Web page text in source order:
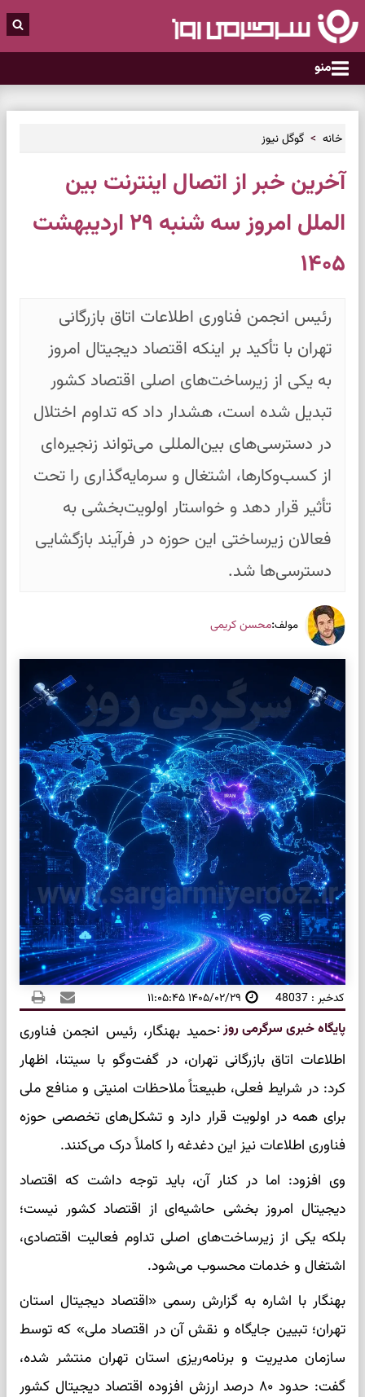
منو
خانه گوگل نیوز
آخرین خبر از اتصال اینترنت بین
الملل امروز سه شنبه ۲۹ اردیبهشت
۱۴۰۵
رئیس انجمن فناوری اطلاعات اتاق بازرگانی
تهران با تأکید بر اینکه اقتصاد دیجیتال امروز
به یکی از زیرساخت‌های اصلی اقتصاد کشور
تبدیل شده است، هشدار داد که تداوم اختلال
در دسترسی‌های بین‌المللی می‌تواند زنجیره‌ای
از کسب‌وکارها، اشتغال و سرمایه‌گذاری را تحت
تأثیر قرار دهد و خواستار اولویت‌بخشی به
فعالان زیرساختی این حوزه در فرآیند بازگشایی
دسترسی‌ها شد.
مولف:محسن کریمی
کدخبر : 48037 ۱۴۰۵/۰۲/۲۹ ۱۱:۰۵:۴۵
پایگاه خبری سرگرمی روز:حمید بهنگار، رئیس انجمن فناوری
اطلاعات اتاق بازرگانی تهران، در گفت‌وگو با سیتنا، اظهار
کرد: در شرایط فعلی، طبیعتاً ملاحظات امنیتی و منافع ملی
برای همه در اولویت قرار دارد و تشکل‌های تخصصی حوزه
فناوری اطلاعات نیز این دغدغه را کاملاً درک می‌کنند.
وی افزود: اما در کنار آن، باید توجه داشت که اقتصاد
دیجیتال امروز بخشی حاشیه‌ای از اقتصاد کشور نیست؛
بلکه یکی از زیرساخت‌های اصلی تداوم فعالیت اقتصادی،
اشتغال و خدمات محسوب می‌شود.
بهنگار با اشاره به گزارش رسمی «اقتصاد دیجیتال استان
تهران؛ تبیین جایگاه و نقش آن در اقتصاد ملی» که توسط
سازمان مدیریت و برنامه‌ریزی استان تهران منتشر شده،
گفت: حدود ۸۰ درصد ارزش افزوده اقتصاد دیجیتال کشور